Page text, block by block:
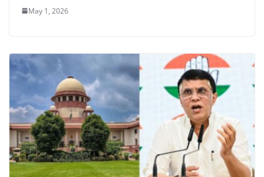
May 1, 2026